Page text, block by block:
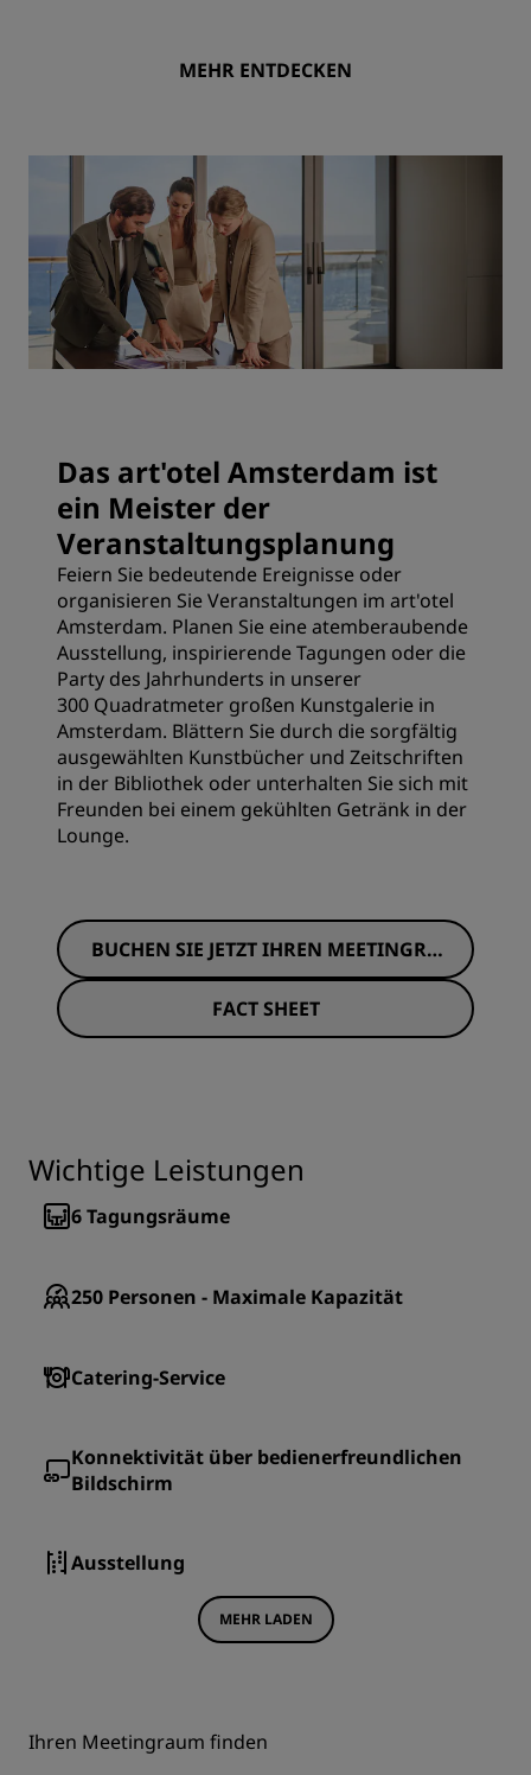
MEHR ENTDECKEN
Das art'otel Amsterdam ist
ein Meister der
Veranstaltungsplanung
Feiern Sie bedeutende Ereignisse oder
organisieren Sie Veranstaltungen im art'otel
Amsterdam. Planen Sie eine atemberaubende
Ausstellung, inspirierende Tagungen oder die
Party des Jahrhunderts in unserer
300 Quadratmeter großen Kunstgalerie in
Amsterdam. Blättern Sie durch die sorgfältig
ausgewählten Kunstbücher und Zeitschriften
in der Bibliothek oder unterhalten Sie sich mit
Freunden bei einem gekühlten Getränk in der
Lounge.
BUCHEN SIE JETZT IHREN MEETINGRA
UM
FACT SHEET
Wichtige Leistungen
6Tagungsräume
250 Personen - Maximale Kapazität
Catering-Service
Konnektivität über bedienerfreundlichen
Bildschirm
Ausstellung
MEHR LADEN
Ihren Meetingraum finden